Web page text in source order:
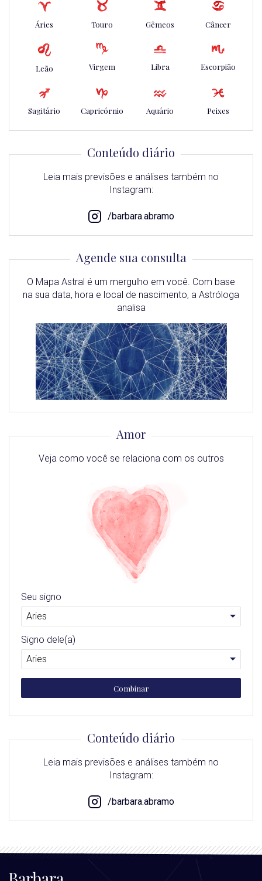
Áries Touro Gêmeos Câncer
Leão Virgem Libra Escorpião
Sagitário Capricórnio Aquário Peixes
Conteúdo diário
Leia mais previsões e análises também no
Instagram:
/barbara.abramo
Agende sua consulta
O Mapa Astral é um mergulho em você. Com base
na sua data, hora e local de nascimento, a Astróloga
analisa
Amor
Veja como você se relaciona com os outros
Seu signo
Signo dele(a)
Combinar
Conteúdo diário
Leia mais previsões e análises também no
Instagram:
/barbara.abramo